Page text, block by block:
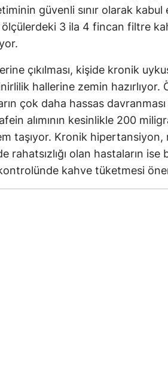
güvenli sınır olarak
3 ila 4 fincan filtre
çıkılması, kişide kronik
hallerine zemin hazırlıyor.
çok daha hassas
alımının kesinlikle 200
taşıyor. Kronik
rahatsızlığı olan hastaların ise
kahve tüketmesi